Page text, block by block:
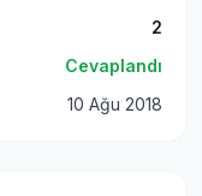
2
Cevaplandı
10 Ağu 2018